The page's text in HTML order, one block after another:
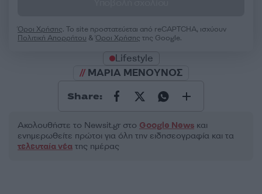
Όροι Χρήσης. Το site προστατεύεται από reCAPTCHA, ισχύουν
Πολιτική Απορρήτου &Όροι Χρήσης της Google.
Lifestyle
ΜΑΡΙΑ ΜΕΝΟΥΝΟΣ
Share:
Ακολουθήστε το Νewsit.gr στο Google News και
ενημερωθείτε πρώτοι για όλη την ειδησεογραφία και τα
τελευταία νέα της ημέρας